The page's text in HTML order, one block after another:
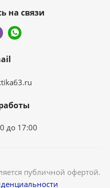
на связи
до 17:00
публичной офертой.